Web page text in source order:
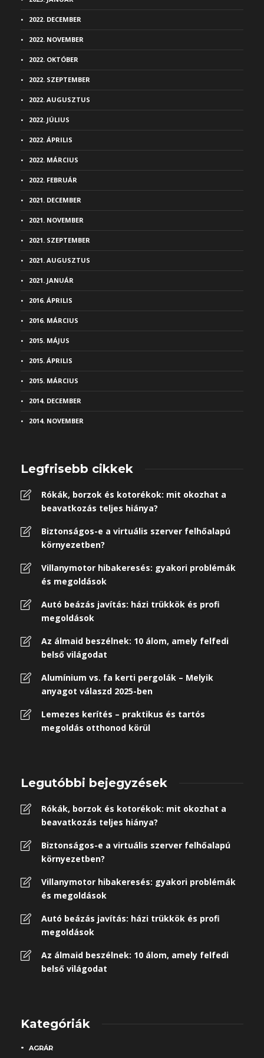
2022. DECEMBER
2022. NOVEMBER
2022. OKTÓBER
2022. SZEPTEMBER
2022. AUGUSZTUS
2022. JÚLIUS
2022. ÁPRILIS
2022. MÁRCIUS
2022. FEBRUÁR
2021. DECEMBER
2021. NOVEMBER
2021. SZEPTEMBER
2021. AUGUSZTUS
2021. JANUÁR
2016. ÁPRILIS
2016. MÁRCIUS
2015. MÁJUS
2015. ÁPRILIS
2015. MÁRCIUS
2014. DECEMBER
2014. NOVEMBER
Legfrisebb cikkek
Rókák, borzok és kotorékok: mit okozhat a
beavatkozás teljes hiánya?
Biztonságos-e a virtuális szerver felhőalapú
környezetben?
Villanymotor hibakeresés: gyakori problémák
és megoldások
Autó beázás javítás: házi trükkök és profi
megoldások
Az álmaid beszélnek: 10 álom, amely felfedi
belső világodat
Alumínium vs. fa kerti pergolák – Melyik
anyagot válaszd 2025-ben
Lemezes kerítés – praktikus és tartós
megoldás otthonod körül
Legutóbbi bejegyzések
Rókák, borzok és kotorékok: mit okozhat a
beavatkozás teljes hiánya?
Biztonságos-e a virtuális szerver felhőalapú
környezetben?
Villanymotor hibakeresés: gyakori problémák
és megoldások
Autó beázás javítás: házi trükkök és profi
megoldások
Az álmaid beszélnek: 10 álom, amely felfedi
belső világodat
Kategóriák
AGRÁR